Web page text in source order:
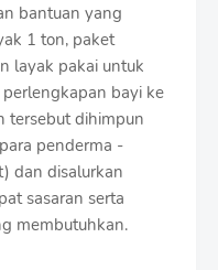
bantuan yang
1 ton, paket
layak pakai untuk
bayi ke
tersebut dihimpun
penderma -
dan disalurkan
sasaran serta
membutuhkan.